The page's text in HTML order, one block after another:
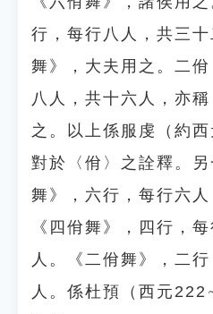
行，每行八人，共三
舞》，大夫用之。二
八人，共十六人，亦
之。以上係服虔（約
對於〈佾〉之詮釋。
舞》，六行，每行六人
《四佾舞》，四行，
人。《二佾舞》，二
人。係杜預（西元